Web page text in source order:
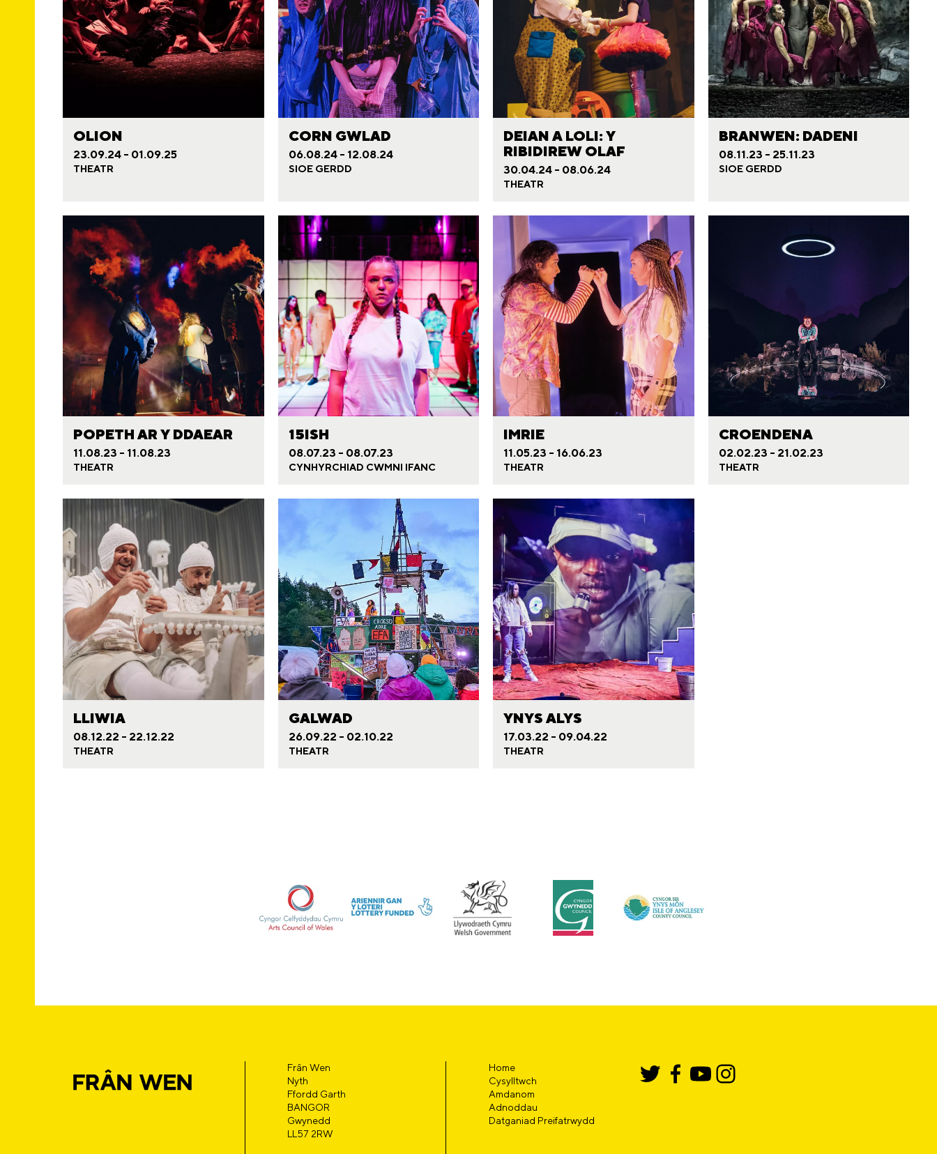
OLION
23.09.24 - 01.09.25
THEATR
CORN GWLAD
06.08.24 - 12.08.24
SIOE GERDD
DEIAN A LOLI: Y
RIBIDIREW OLAF
30.04.24 - 08.06.24
THEATR
BRANWEN: DADENI
08.11.23 - 25.11.23
SIOE GERDD
POPETH AR Y DDAEAR
11.08.23 - 11.08.23
THEATR
15ISH
08.07.23 - 08.07.23
CYNHYRCHIAD CWMNI IFANC
IMRIE
11.05.23 - 16.06.23
THEATR
CROENDENA
02.02.23 - 21.02.23
THEATR
LLIWIA
08.12.22 - 22.12.22
THEATR
GALWAD
26.09.22 - 02.10.22
THEATR
YNYS ALYS
17.03.22 - 09.04.22
THEATR
Frân Wen
Nyth
Ffordd Garth
BANGOR
Gwynedd
LL57 2RW
Home
Cysylltwch
Amdanom
Adnoddau
Datganiad Preifatrwydd